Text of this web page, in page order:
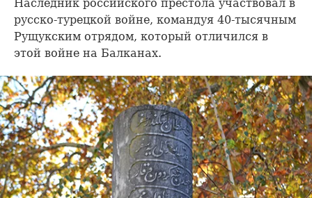
Наследник российского престола участвовал в
русско-турецкой войне, командуя 40-тысячным
Рущукским отрядом, который отличился в
этой войне на Балканах.